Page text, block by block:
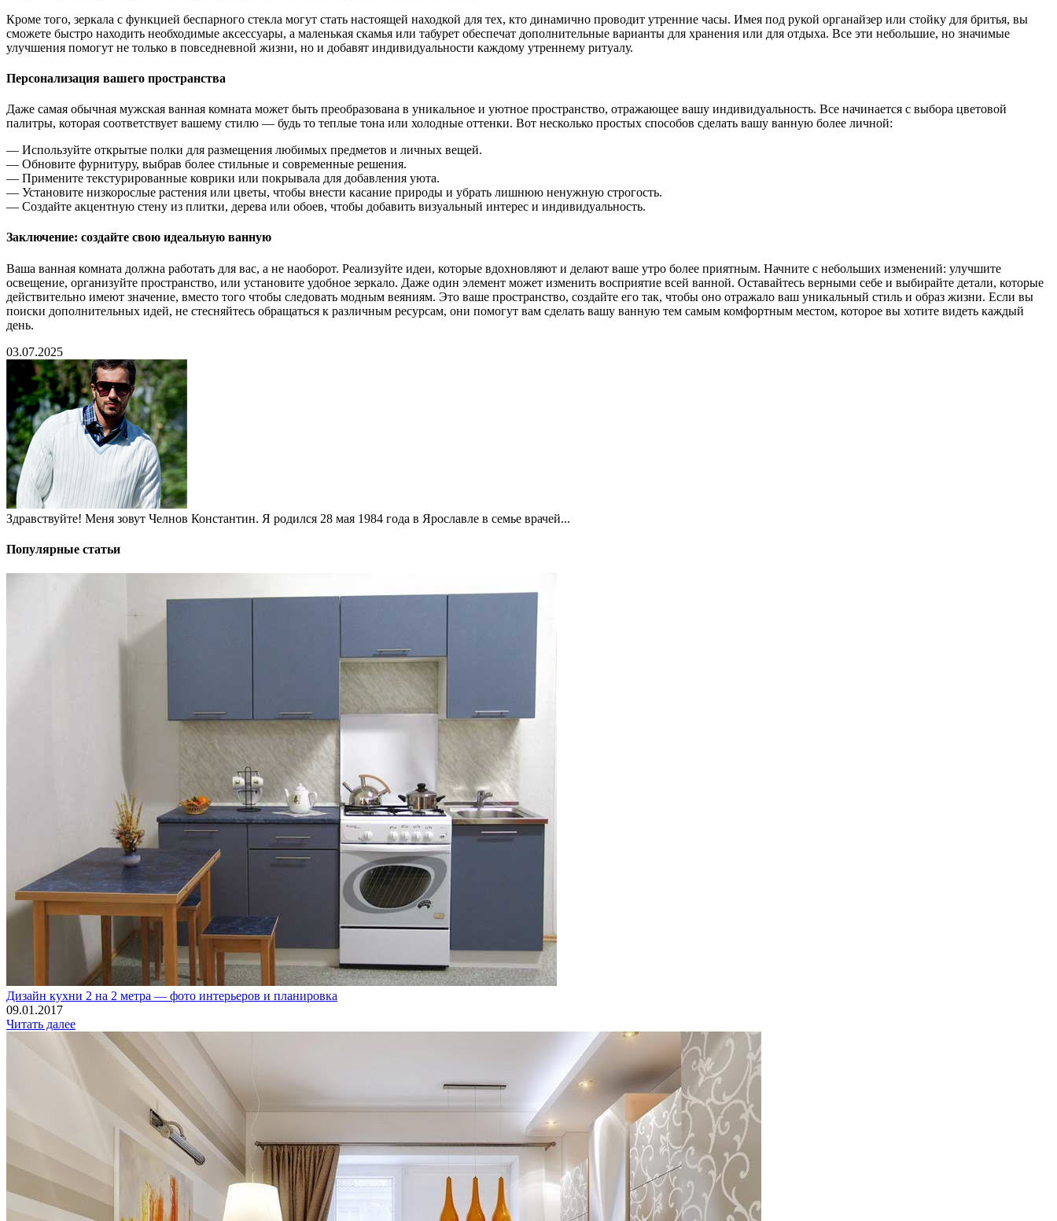
Кроме того, зеркала с функцией беспарного стекла могут стать настоящей находкой для тех, кто динамично проводит утренние часы. Имея под рукой органайзер или стойку для бритья, вы
сможете быстро находить необходимые аксессуары, а маленькая скамья или табурет обеспечат дополнительные варианты для хранения или для отдыха. Все эти небольшие, но значимые
улучшения помогут не только в повседневной жизни, но и добавят индивидуальности каждому утреннему ритуалу.
Персонализация вашего пространства
Даже самая обычная мужская ванная комната может быть преобразована в уникальное и уютное пространство, отражающее вашу индивидуальность. Все начинается с выбора цветовой
палитры, которая соответствует вашему стилю — будь то теплые тона или холодные оттенки. Вот несколько простых способов сделать вашу ванную более личной:
— Используйте открытые полки для размещения любимых предметов и личных вещей.
— Обновите фурнитуру, выбрав более стильные и современные решения.
— Примените текстурированные коврики или покрывала для добавления уюта.
— Установите низкорослые растения или цветы, чтобы внести касание природы и убрать лишнюю ненужную строгость.
— Создайте акцентную стену из плитки, дерева или обоев, чтобы добавить визуальный интерес и индивидуальность.
Заключение: создайте свою идеальную ванную
Ваша ванная комната должна работать для вас, а не наоборот. Реализуйте идеи, которые вдохновляют и делают ваше утро более приятным. Начните с небольших изменений: улучшите
освещение, организуйте пространство, или установите удобное зеркало. Даже один элемент может изменить восприятие всей ванной. Оставайтесь верными себе и выбирайте детали, которые
действительно имеют значение, вместо того чтобы следовать модным веяниям. Это ваше пространство, создайте его так, чтобы оно отражало ваш уникальный стиль и образ жизни. Если вы
поиски дополнительных идей, не стесняйтесь обращаться к различным ресурсам, они помогут вам сделать вашу ванную тем самым комфортным местом, которое вы хотите видеть каждый
день.
03.07.2025
Здравствуйте! Меня зовут Челнов Константин. Я родился 28 мая 1984 года в Ярославле в семье врачей...
Популярные статьи
Дизайн кухни 2 на 2 метра — фото интерьеров и планировка
09.01.2017
Читать далее